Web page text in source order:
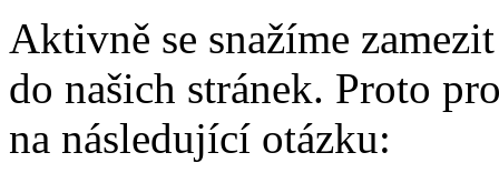
Aktivně se snažíme
do našich stránek. Proto
na následující otázku: